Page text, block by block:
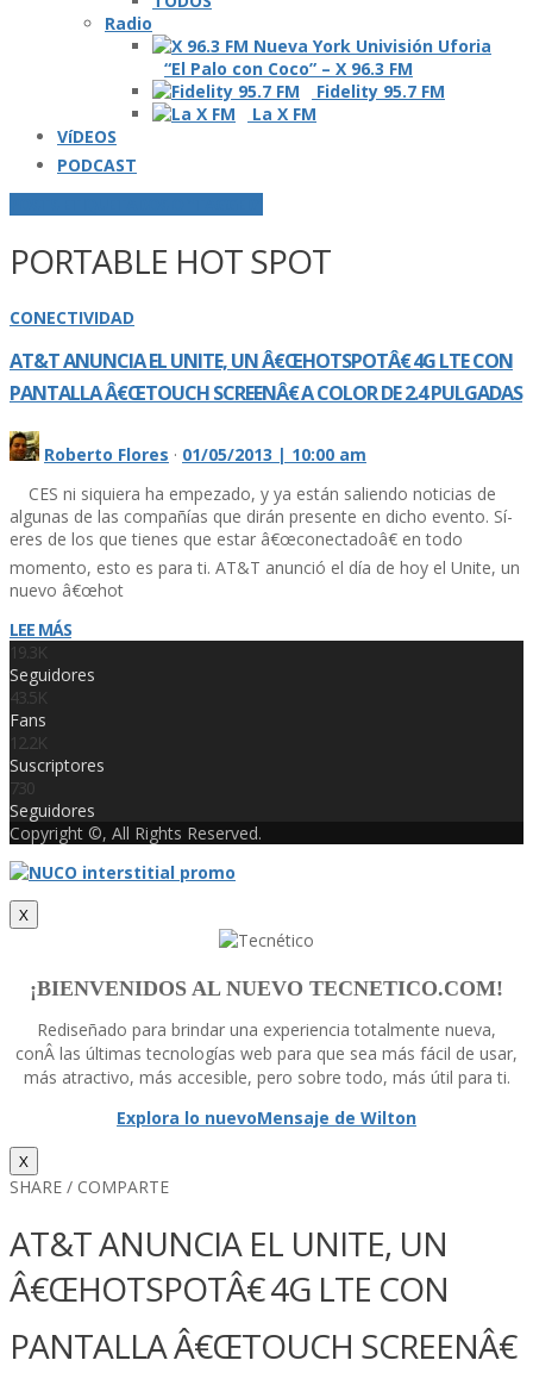
Radio
“El Palo con Coco” – X 96.3 FM
Fidelity 95.7 FM
La X FM
VíDEOS
PODCAST
PORTABLE HOT SPOT
CONECTIVIDAD
AT&T ANUNCIA EL UNITE, UN Â€ŒHOTSPOTÂ€ 4G LTE CON
PANTALLA Â€ŒTOUCH SCREENÂ€ A COLOR DE 2.4 PULGADAS
Roberto Flores · 01/05/2013 | 10:00 am
CES ni siquiera ha empezado, y ya están saliendo noticias de
algunas de las compañí­as que dirán presente en dicho evento. Sí­
eres de los que tienes que estar â€œconectadoâ€ en todo
momento, esto es para ti. AT&T anunció el dí­a de hoy el Unite, un
nuevo â€œhot
LEE MÁS
19.3K
Seguidores
43.5K
Fans
12.2K
Suscriptores
730
Seguidores
Copyright ©, All Rights Reserved.
X
¡BIENVENIDOS AL NUEVO TECNETICO.COM!
Rediseñado para brindar una experiencia totalmente nueva,
conÂ las últimas tecnologí­as web para que sea más fácil de usar,
más atractivo, más accesible, pero sobre todo, más útil para ti.
Explora lo nuevoMensaje de Wilton
X
SHARE / COMPARTE
AT&T ANUNCIA EL UNITE, UN
Â€ŒHOTSPOTÂ€ 4G LTE CON
PANTALLA Â€ŒTOUCH SCREENÂ€